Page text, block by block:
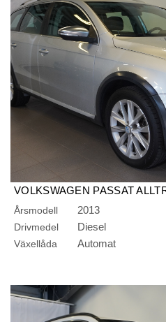
VOLKSWAGEN PASSAT
MOTION/AUTO/DRAG/
Årsmodell 2013
Drivmedel Diesel
Växellåda Automat